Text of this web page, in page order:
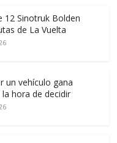
12 Sinotruk Bolden
de La Vuelta
un vehículo gana
hora de decidir